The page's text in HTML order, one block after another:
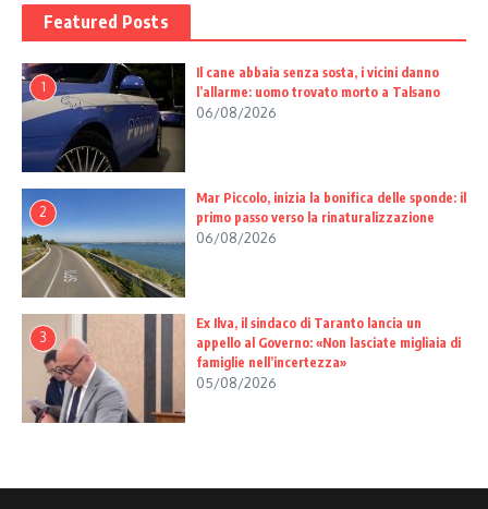
Featured Posts
1
Il cane abbaia senza sosta, i vicini danno
l’allarme: uomo trovato morto a Talsano
06/08/2026
2
Mar Piccolo, inizia la bonifica delle sponde: il
primo passo verso la rinaturalizzazione
06/08/2026
3
Ex Ilva, il sindaco di Taranto lancia un
appello al Governo: «Non lasciate migliaia di
famiglie nell’incertezza»
05/08/2026